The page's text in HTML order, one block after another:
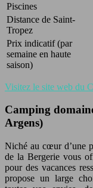
Piscines
Distance de Saint-
Tropez
Prix indicatif (par
semaine en haute
saison)
Visitez le site web du
Camping
Argens)
Niché au cœur d’une
de la Bergerie vous
pour des vacances
propose un large